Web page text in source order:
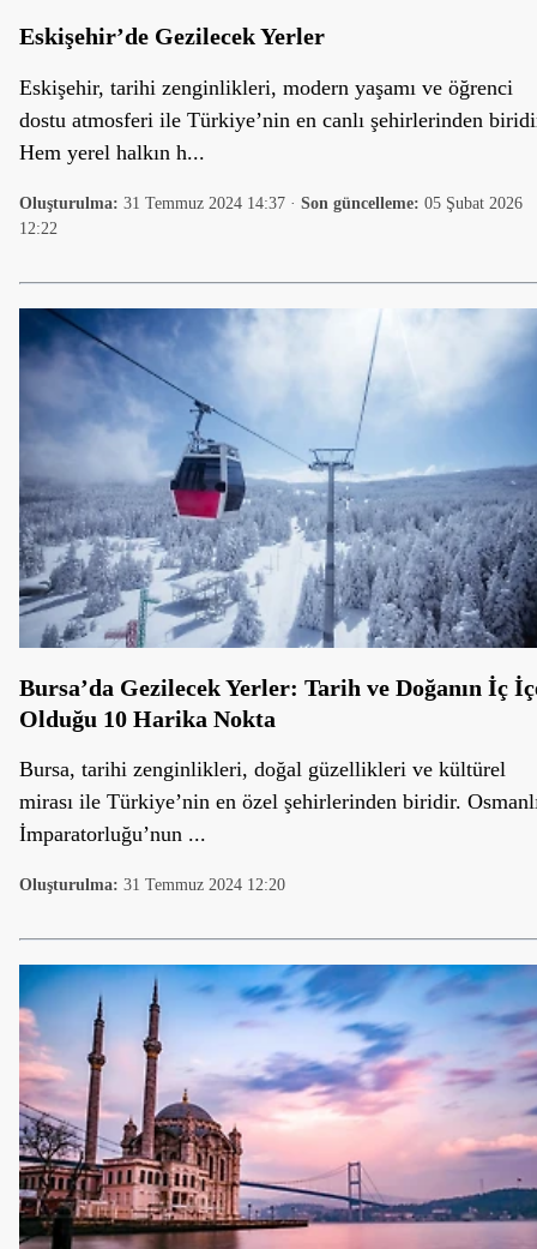
Eskişehir’de Gezilecek Yerler
Eskişehir, tarihi zenginlikleri, modern yaşamı ve öğrenci
dostu atmosferi ile Türkiye’nin en canlı şehirlerinden
Hem yerel halkın h...
Oluşturulma: 31 Temmuz 2024 14:37 · Son güncelleme: 05 Şubat 2026
12:22
Bursa’da Gezilecek Yerler: Tarih ve Doğanın İç
Olduğu 10 Harika Nokta
Bursa, tarihi zenginlikleri, doğal güzellikleri ve kültürel
mirası ile Türkiye’nin en özel şehirlerinden biridir.
İmparatorluğu’nun ...
Oluşturulma: 31 Temmuz 2024 12:20